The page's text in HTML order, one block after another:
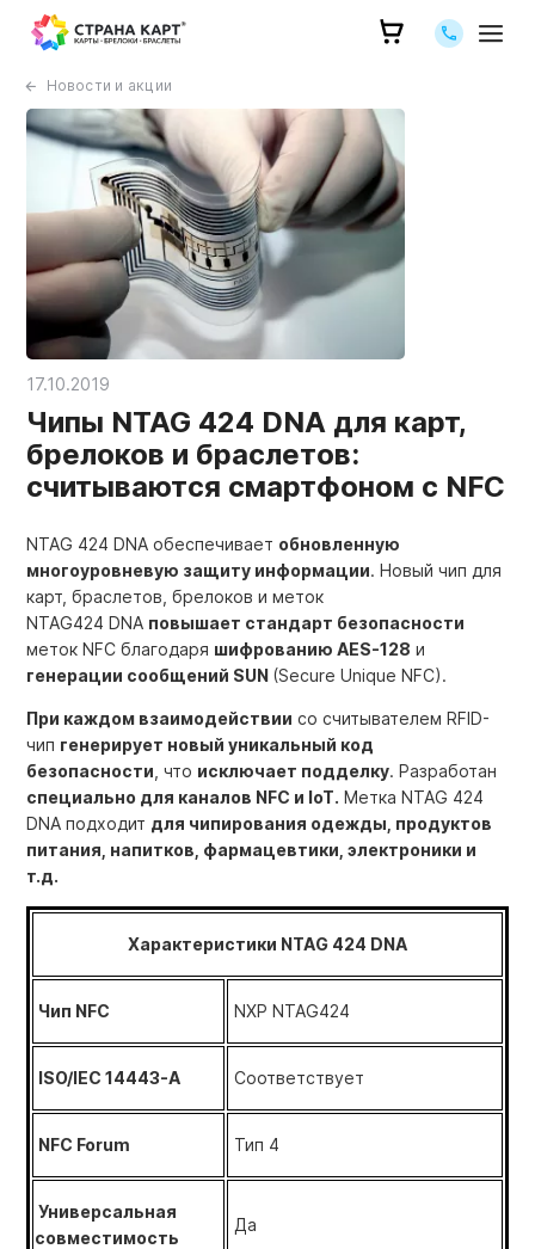
Позвоните
Новости и акции
17.10.2019
Чипы NTAG 424 DNA для карт,
брелоков и браслетов:
считываются смартфоном с NFC
NTAG 424 DNA обеспечивает обновленную
многоуровневую защиту информации. Новый чип для
карт, браслетов, брелоков и меток
NTAG424 DNA повышает стандарт безопасности
меток NFC благодаря шифрованию AES-128 и
генерации сообщений SUN (Secure Unique NFC).
При каждом взаимодействии со считывателем RFID-
чип генерирует новый уникальный код
безопасности , что исключает подделку. Разработан
специально для каналов NFC и IoT. Метка NTAG 424
DNA подходит для чипирования одежды, продуктов
питания, напитков, фармацевтики, электроники и
т.д.
Характеристики NTAG 424 DNA
Чип NFC NXP NTAG424
ISO/IEC 14443-A Соответствует
NFC Forum Тип 4
Универсальная
совместимость
Да